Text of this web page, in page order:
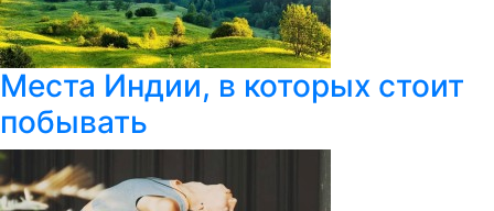
Места Индии, в которых стоит
побывать